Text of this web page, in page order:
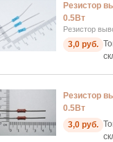
Резистор
0.5Вт
Резистор
3,0 руб.
Резистор
0.5Вт
3,0 руб.